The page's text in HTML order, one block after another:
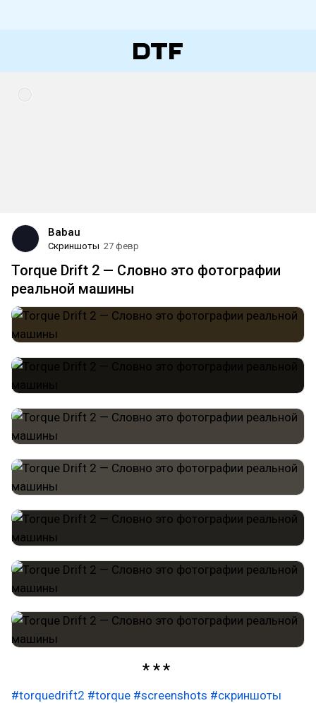
Babau
Скриншоты 27 февр
Torque Drift 2 — Словно это фотографии
реальной машины
#torquedrift2 #torque #screenshots #скриншоты